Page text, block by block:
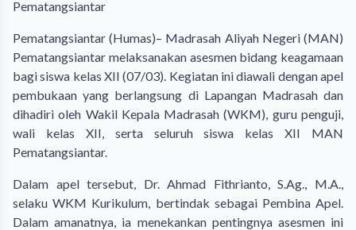
Pematangsiantar (Humas)– Madrasah Aliyah Negeri (MAN)
Pematangsiantar melaksanakan asesmen bidang keagamaan
bagi siswa kelas XII (07/03). Kegiatan ini diawali dengan apel
pembukaan yang berlangsung di Lapangan Madrasah dan
dihadiri oleh Wakil Kepala Madrasah (WKM), guru penguji,
wali kelas XII, serta seluruh siswa kelas XII MAN
Pematangsiantar.
Dalam apel tersebut, Dr. Ahmad Fithrianto, S.Ag., M.A.,
selaku WKM Kurikulum, bertindak sebagai Pembina Apel.
Dalam amanatnya, ia menekankan pentingnya asesmen ini